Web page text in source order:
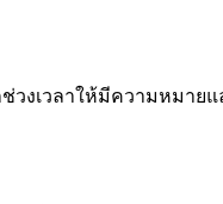
งเวลาให้มีความหมาย